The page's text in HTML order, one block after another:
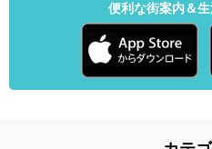
便利な街案内＆生